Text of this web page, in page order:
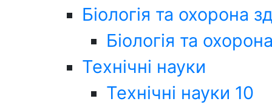
Біологія та охорона
Біологія та
Технічні науки
Технічні науки 10